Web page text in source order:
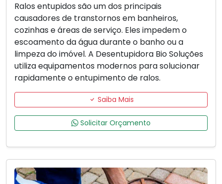
Ralos entupidos são um dos principais
causadores de transtornos em banheiros,
cozinhas e áreas de serviço. Eles impedem o
escoamento da água durante o banho ou a
limpeza do imóvel. A Desentupidora Bio Soluções
utiliza equipamentos modernos para solucionar
rapidamente o entupimento de ralos.
Saiba Mais
Solicitar Orçamento